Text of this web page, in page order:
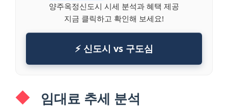
양주옥정신도시 시세 분석과 혜택 제공
지금 클릭하고 확인해 보세요!
⚡ 신도시 vs 구도심
임대료 추세 분석